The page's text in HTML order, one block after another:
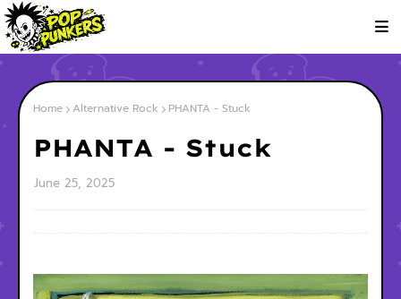
Home Alternative Rock PHANTA - Stuck
PHANTA - Stuck
June 25, 2025